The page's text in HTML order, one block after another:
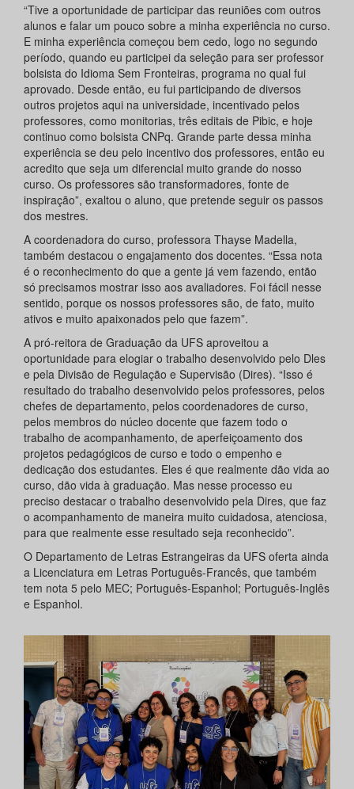
“Tive a oportunidade de participar das reuniões com outros
alunos e falar um pouco sobre a minha experiência no curso.
E minha experiência começou bem cedo, logo no segundo
período, quando eu participei da seleção para ser professor
bolsista do Idioma Sem Fronteiras, programa no qual fui
aprovado. Desde então, eu fui participando de diversos
outros projetos aqui na universidade, incentivado pelos
professores, como monitorias, três editais de Pibic, e hoje
continuo como bolsista CNPq. Grande parte dessa minha
experiência se deu pelo incentivo dos professores, então eu
acredito que seja um diferencial muito grande do nosso
curso. Os professores são transformadores, fonte de
inspiração”, exaltou o aluno, que pretende seguir os passos
dos mestres.
A coordenadora do curso, professora Thayse Madella,
também destacou o engajamento dos docentes. “Essa nota
é o reconhecimento do que a gente já vem fazendo, então
só precisamos mostrar isso aos avaliadores. Foi fácil nesse
sentido, porque os nossos professores são, de fato, muito
ativos e muito apaixonados pelo que fazem”.
A pró-reitora de Graduação da UFS aproveitou a
oportunidade para elogiar o trabalho desenvolvido pelo Dles
e pela Divisão de Regulação e Supervisão (Dires). “Isso é
resultado do trabalho desenvolvido pelos professores, pelos
chefes de departamento, pelos coordenadores de curso,
pelos membros do núcleo docente que fazem todo o
trabalho de acompanhamento, de aperfeiçoamento dos
projetos pedagógicos de curso e todo o empenho e
dedicação dos estudantes. Eles é que realmente dão vida ao
curso, dão vida à graduação. Mas nesse processo eu
preciso destacar o trabalho desenvolvido pela Dires, que faz
o acompanhamento de maneira muito cuidadosa, atenciosa,
para que realmente esse resultado seja reconhecido”.
O Departamento de Letras Estrangeiras da UFS oferta ainda
a Licenciatura em Letras Português-Francês, que também
tem nota 5 pelo MEC; Português-Espanhol; Português-Inglês
e Espanhol.